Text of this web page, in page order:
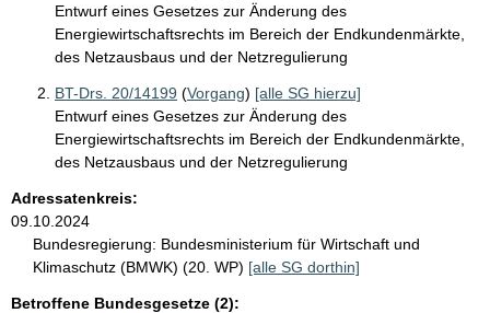
Entwurf eines Gesetzes zur Änderung des
Energiewirtschaftsrechts im Bereich der Endkundenmärkte,
des Netzausbaus und der Netzregulierung
BT-Drs. 20/14199 (Vorgang) [alle SG hierzu]
Entwurf eines Gesetzes zur Änderung des
Energiewirtschaftsrechts im Bereich der Endkundenmärkte,
des Netzausbaus und der Netzregulierung
Adressatenkreis:
09.10.2024
Bundesregierung: Bundesministerium für Wirtschaft und
Klimaschutz (BMWK) (20. WP) [alle SG dorthin]
Betroffene Bundesgesetze (2):